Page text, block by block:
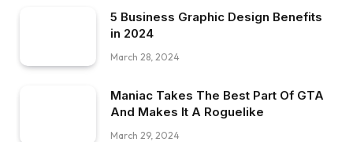
5 Business Graphic Design Benefits
in 2024
March 28, 2024
Maniac Takes The Best Part Of GTA
And Makes It A Roguelike
March 29, 2024